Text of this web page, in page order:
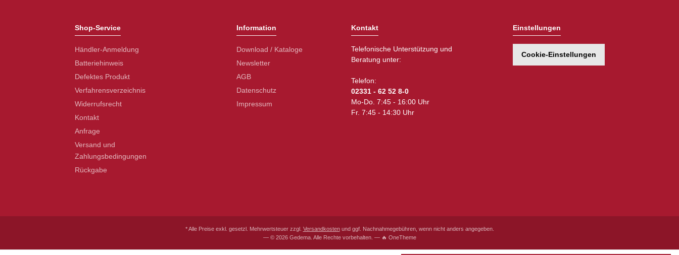
Shop-Service
Händler-Anmeldung
Batteriehinweis
Defektes Produkt
Verfahrensverzeichnis
Widerrufsrecht
Kontakt
Anfrage
Versand und
Zahlungsbedingungen
Rückgabe
Information
Download / Kataloge
Newsletter
AGB
Datenschutz
Impressum
Kontakt
Telefonische Unterstützung und
Beratung unter:
Telefon:
02331 - 62 52 8-0
Mo-Do. 7:45 - 16:00 Uhr
Fr. 7:45 - 14:30 Uhr
Einstellungen
Cookie-Einstellungen
* Alle Preise exkl. gesetzl. Mehrwertsteuer zzgl. Versandkostenund ggf. Nachnahmegebühren, wenn nicht anders angegeben.
— © 2026 Gedema. Alle Rechte vorbehalten. — 🔥 OneTheme